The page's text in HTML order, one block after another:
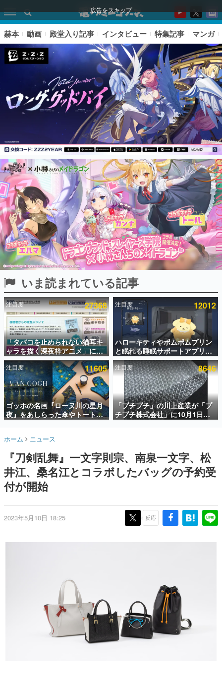
広告をスキップ
ピックアップ
電ファミのいま読まれている記事ランキング
アプリセール情報
インタビュー
連載・特集一覧
殿堂入り記事
SNS拡散数が数千以上！ ページビュー数万以上！ などな
ど。多くの人々に読まれた、電ファミ渾身の“殿堂入り”記
事をまとめました。
ゲームの企画書
名作ゲームクリエイターの方々に製作時のエピソードをお
聞きし、ヒットする企画（ゲーム）とは何か？を探ってい
きます。
赫本
この物語を解いてはいけない。『赫本』は、〈試験問題〉
の形をした短編ホラー小説集です。
新世代に訊く
これからのデジタルゲーム市場を担う若きクリエイター達
の姿を追い、彼らのルーツと情熱を探っていきます。
ゲームに多大な影響を受けた作家さんに取材し、ゲームが
日本のコンテンツ産業やカルチャーに与えた影響を探る企
画です。
日本モバイルゲーム産業史
若ゲのいたり〜ゲームクリエイターの青春〜
『うつヌケ』『ペンと箸』等で知られるマンガ家・田中圭
一先生によるゲーム業界レポートマンガです。
です。
ゲームが変えた日本語
「経験値」「裏技」「ラスボス」… ゲームにまつわる言葉
の起源や用法の変遷を、コンピューター文化史研究家・タ
イニーP氏が徹底調査。
カテゴリ
赫本 動画 殿堂入り記事 インタビュー 特集記事 マンガ
いま読まれている記事
注目度 27368
「タバコを止められない猫耳キ
ャラを描く深夜枠アニメ」に視
聴者の一部から批判意見。違法
薬物の使用と思しき描写も含め
て、BPOが議論を交わす
注目度 12012
ハローキティやポムポムプリン
と眠れる睡眠サポートアプリ
『ゆめたび』が配信中。キャラ
ごとのASMRや目覚ましアラー
ムも搭載
注目度 11605
ゴッホの名画『ローヌ川の星月
夜』をあしらった傘やトートバ
ッグなどが登場。8月7日21時よ
注目度 8646
「プチプチ」の川上産業が「プ
チプチ株式会社」に10月1日よ
り社名変更へ。創業58年で初め
ホーム ニュース
『刀剣乱舞』一文字則宗、南泉一文字、松
井江、桑名江とコラボしたバッグの予約受
付が開始
2023年5月10日 18:25 反応